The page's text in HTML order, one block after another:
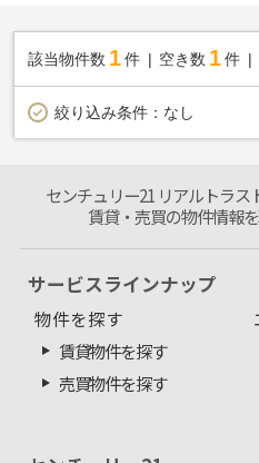
該当物件数 1件 空き数 1 件
絞り込み条件： なし
センチュリー21 リアルトラ
賃貸・売買の物件情報
サービスラインナップ
物件を探す
賃貸物件を探す
売買物件を探す